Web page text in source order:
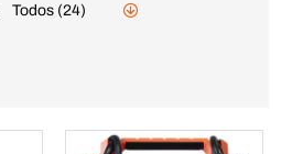
Todos (24)